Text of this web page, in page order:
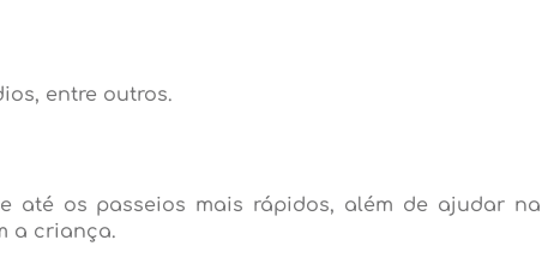
entre outros.
até os passeios mais rápidos, além de ajudar na
a criança.